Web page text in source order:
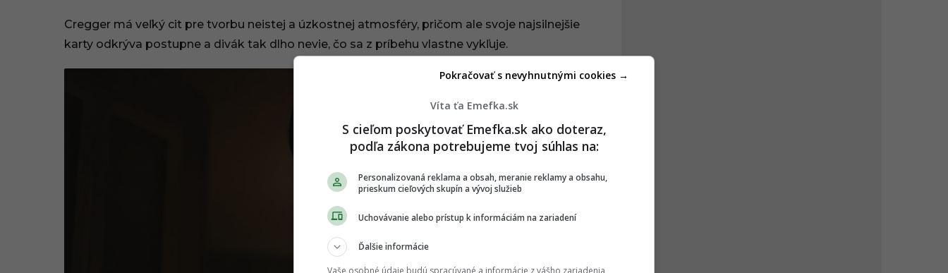
Cregger má veľký cit pre tvorbu neistej a úzkostnej atmosféry, pričom ale svoje najsilnejšie
karty odkrýva postupne a divák tak dlho nevie, čo sa z príbehu vlastne vykľuje.
Víta ťa Emefka.sk
S cieľom poskytovať Emefka.sk ako doteraz,
podľa zákona potrebujeme tvoj súhlas na:
Personalizovaná reklama a obsah, meranie reklamy a obsahu,
prieskum cieľových skupín a vývoj služieb
Uchovávanie alebo prístup k informáciám na zariadení
Ďalšie informácie
Vaše osobné údaje budú spracúvané a informácie z vášho zariadenia
Pokračovať s nevyhnutnými cookies →